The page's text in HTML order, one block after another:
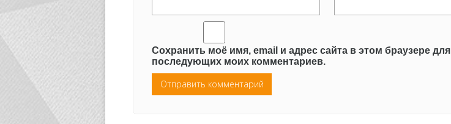
Сохранить моё имя, email и адрес сайта в этом браузере для
последующих моих комментариев.